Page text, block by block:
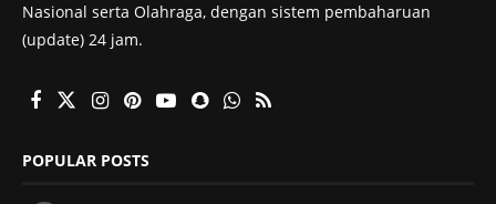
Nasional serta Olahraga, dengan sistem pembaharuan
(update) 24 jam.
POPULAR POSTS